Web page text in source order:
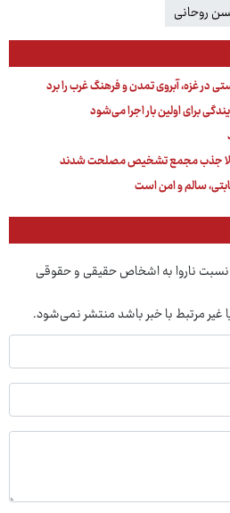
روحانی
در غزه، آبروی تمدن و فرهنگ غرب را برد
برای اولین بار اجرا می‌شود
جذب مجمع تشخیص مصلحت شدند
سالم و امن است
ناروا به اشخاص حقیقی و حقوقی
غیر مرتبط با خبر باشد منتشر نمی‌شود.